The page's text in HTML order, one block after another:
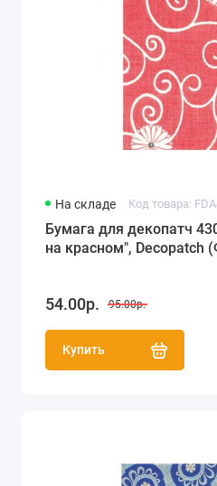
На складе Код товара:
Бумага для декопатч
на красном", Decopatch
54.00р. 95.00р.
Купить